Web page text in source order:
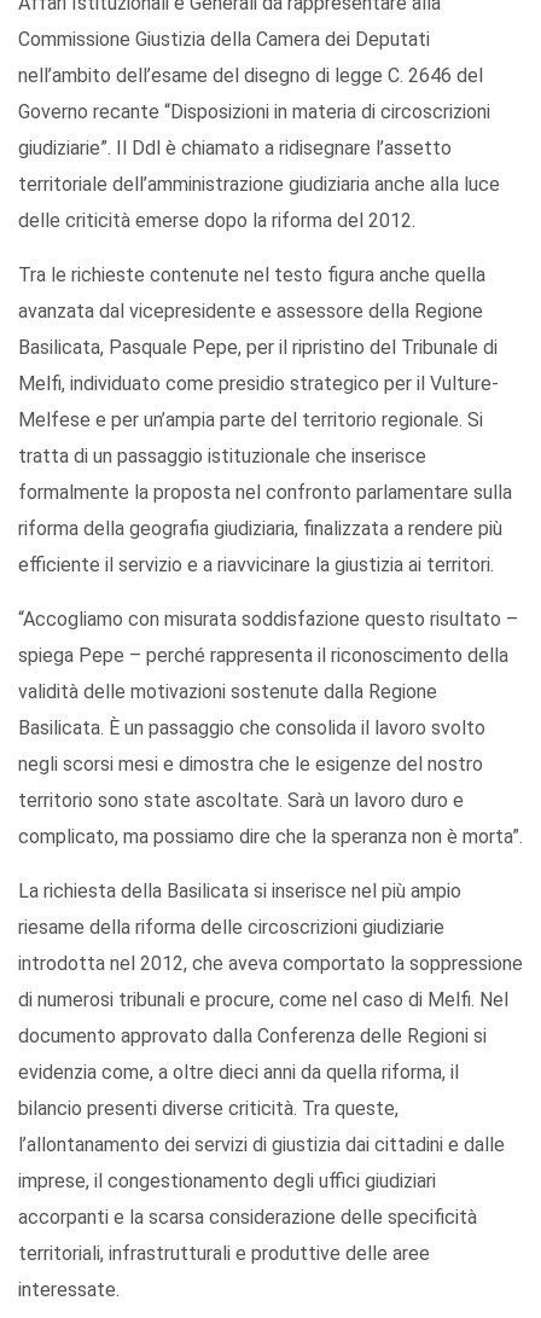
Commissione Giustizia della Camera dei Deputati
nell’ambito dell’esame del disegno di legge C. 2646 del
Governo recante “Disposizioni in materia di circoscrizioni
giudiziarie”. Il Ddl è chiamato a ridisegnare l’assetto
territoriale dell’amministrazione giudiziaria anche alla luce
delle criticità emerse dopo la riforma del 2012.
Tra le richieste contenute nel testo figura anche quella
avanzata dal vicepresidente e assessore della Regione
Basilicata, Pasquale Pepe, per il ripristino del Tribunale di
Melfi, individuato come presidio strategico per il Vulture-
Melfese e per un’ampia parte del territorio regionale. Si
tratta di un passaggio istituzionale che inserisce
formalmente la proposta nel confronto parlamentare sulla
riforma della geografia giudiziaria, finalizzata a rendere più
efficiente il servizio e a riavvicinare la giustizia ai territori.
“Accogliamo con misurata soddisfazione questo risultato –
spiega Pepe – perché rappresenta il riconoscimento della
validità delle motivazioni sostenute dalla Regione
Basilicata. È un passaggio che consolida il lavoro svolto
negli scorsi mesi e dimostra che le esigenze del nostro
territorio sono state ascoltate. Sarà un lavoro duro e
complicato, ma possiamo dire che la speranza non è morta”.
La richiesta della Basilicata si inserisce nel più ampio
riesame della riforma delle circoscrizioni giudiziarie
introdotta nel 2012, che aveva comportato la soppressione
di numerosi tribunali e procure, come nel caso di Melfi. Nel
documento approvato dalla Conferenza delle Regioni si
evidenzia come, a oltre dieci anni da quella riforma, il
bilancio presenti diverse criticità. Tra queste,
l’allontanamento dei servizi di giustizia dai cittadini e dalle
imprese, il congestionamento degli uffici giudiziari
accorpanti e la scarsa considerazione delle specificità
territoriali, infrastrutturali e produttive delle aree
interessate.